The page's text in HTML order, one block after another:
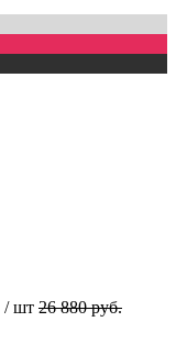
/ шт 26 880 руб.